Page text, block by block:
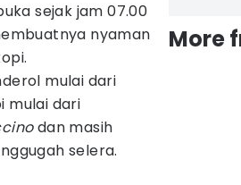
sejak jam 07.00
nyaman
mulai dari
mulai dari
dan masih
selera.
More